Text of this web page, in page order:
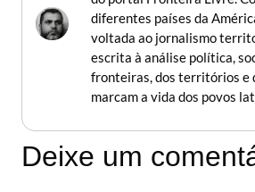
diferentes países da
voltada ao jornalismo
escrita à análise política,
fronteiras, dos territórios e
marcam a vida dos povos
Deixe um